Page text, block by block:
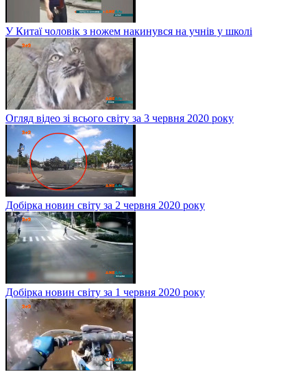
У Китаї чоловік з ножем накинувся на учнів у школі
Огляд відео зі всього світу за 3 червня 2020 року
Добірка новин світу за 2 червня 2020 року
Добірка новин світу за 1 червня 2020 року